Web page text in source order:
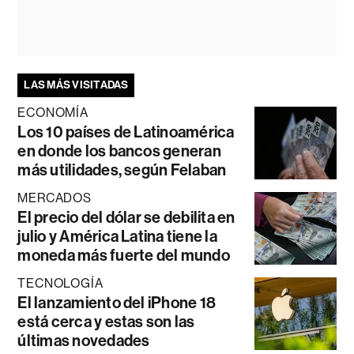
LAS MÁS VISITADAS
ECONOMÍA
Los 10 países de Latinoamérica
en donde los bancos generan
más utilidades, según Felaban
MERCADOS
El precio del dólar se debilita en
julio y América Latina tiene la
moneda más fuerte del mundo
TECNOLOGÍA
El lanzamiento del iPhone 18
está cerca y estas son las
últimas novedades